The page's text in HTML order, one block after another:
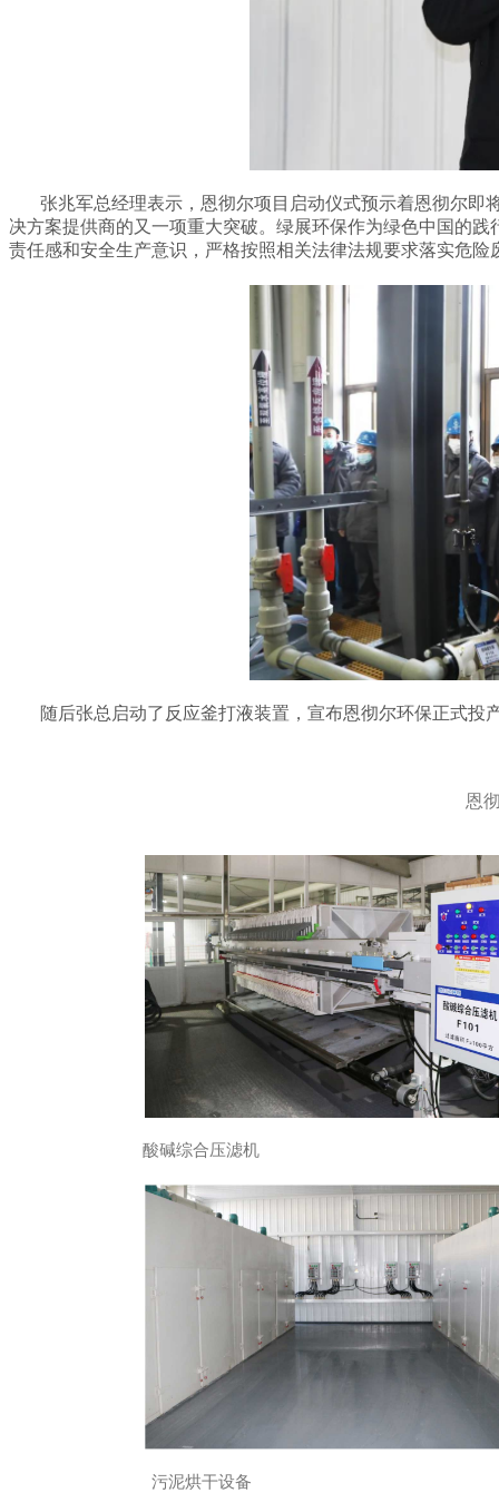
张兆军总经理表示，恩彻尔项目启动仪式预示着恩彻尔即
决方案提供商的又一项重大突破。绿展环保作为绿色中国的
责任感和安全生产意识，严格按照相关法律法规要求落实危险
随后张总启动了反应釜打液装置，宣布恩彻尔环保正式投
恩
酸碱综合压滤
污泥烘干设